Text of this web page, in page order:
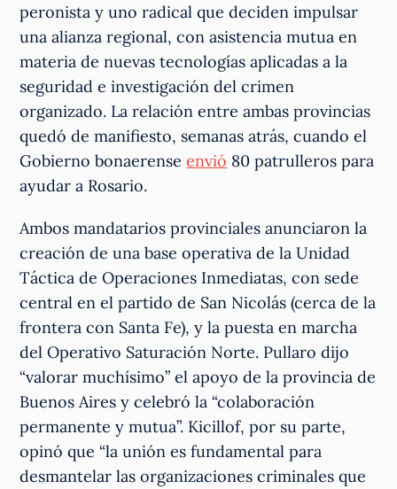
peronista y uno radical que deciden impulsar
una alianza regional, con asistencia mutua en
materia de nuevas tecnologías aplicadas a la
seguridad e investigación del crimen
organizado. La relación entre ambas provincias
quedó de manifiesto, semanas atrás, cuando el
Gobierno bonaerenseenvió 80 patrulleros para
ayudar a Rosario.
Ambos mandatarios provinciales anunciaron la
creación de una base operativa de la Unidad
Táctica de Operaciones Inmediatas, con sede
central en el partido de San Nicolás (cerca de la
frontera con Santa Fe), y la puesta en marcha
del Operativo Saturación Norte. Pullaro dijo
“valorar muchísimo” el apoyo de la provincia de
Buenos Aires y celebró la “colaboración
permanente y mutua”. Kicillof, por su parte,
opinó que “la unión es fundamental para
desmantelar las organizaciones criminales que